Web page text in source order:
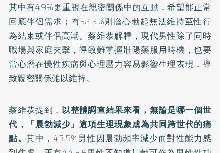
其中有49%更重視在親密關係中的互動，希望能正常
回應伴侶需求；有52.3%則擔心勃起無法維持至性行
為結束或伴侶高潮。蔡維恭解釋，現代男性除了同時
職場與家庭夾擊，導致難掌握壯陽藥服用時機，也要
當心潛在慢性疾病與心理壓力容易影響生理表現，導
致親密關係難以維持。
蔡維恭提到， 以整體調查結果來看，無論是哪一個世
代，「晨勃減少」這項生理現象成為共同跨世代的痛
點。其中，43.5%男性因晨勃頻率減少而對性能力感